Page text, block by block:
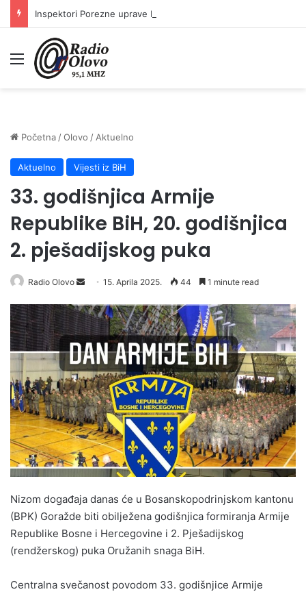
Meni
Početna /Olovo / Aktuelno
Aktuelno Vijesti iz BiH
33. godišnjica Armije
Republike BiH, 20. godišnjica
2. pješadijskog puka
Radio Olovo
n
d
a
n
e
m
a
i
l
15. Aprila 2025. 44 1 minute read
Nizom događaja danas će u Bosanskopodrinjskom kantonu
(BPK) Goražde biti obilježena godišnjica formiranja Armije
Republike Bosne i Hercegovine i 2. Pješadijskog
(rendžerskog) puka Oružanih snaga BiH.
Centralna svečanost povodom 33. godišnjice Armije